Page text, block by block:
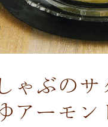
ゃぶのサ
アーモン